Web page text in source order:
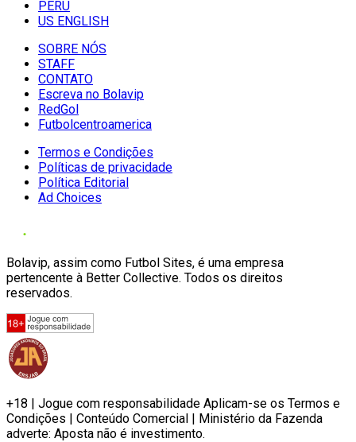
PERU
US ENGLISH
SOBRE NÓS
STAFF
CONTATO
Escreva no Bolavip
RedGol
Futbolcentroamerica
Termos e Condições
Políticas de privacidade
Política Editorial
Ad Choices
Bolavip, assim como Futbol Sites, é uma empresa
pertencente à Better Collective. Todos os direitos
reservados.
+18 | Jogue com responsabilidade Aplicam-se os Termos e
Condições | Conteúdo Comercial | Ministério da Fazenda
adverte: Aposta não é investimento.